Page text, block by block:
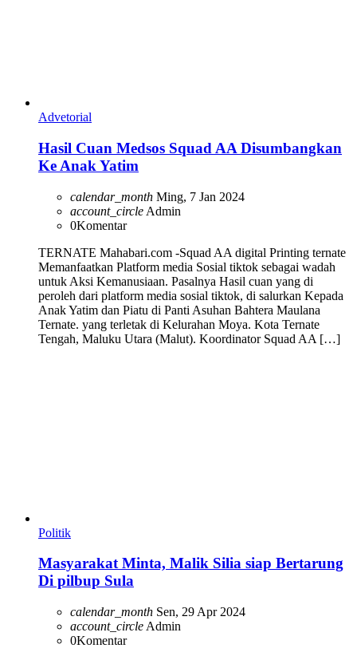
Advetorial
Hasil Cuan Medsos Squad AA Disumbangkan
Ke Anak Yatim
calendar_month Ming, 7 Jan 2024
account_circle Admin
0Komentar
TERNATE Mahabari.com -Squad AA digital Printing ternate
Memanfaatkan Platform media Sosial tiktok sebagai wadah
untuk Aksi Kemanusiaan. Pasalnya Hasil cuan yang di
peroleh dari platform media sosial tiktok, di salurkan Kepada
Anak Yatim dan Piatu di Panti Asuhan Bahtera Maulana
Ternate. yang terletak di Kelurahan Moya. Kota Ternate
Tengah, Maluku Utara (Malut). Koordinator Squad AA […]
Politik
Masyarakat Minta, Malik Silia siap Bertarung
Di pilbup Sula
calendar_month Sen, 29 Apr 2024
account_circle Admin
0Komentar